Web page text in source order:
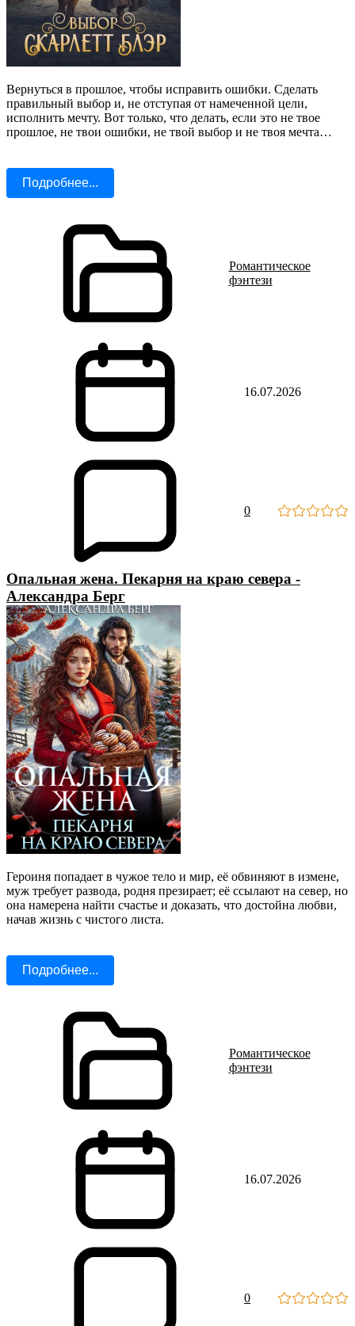
Вернуться в прошлое, чтобы исправить ошибки. Сделать
правильный выбор и, не отступая от намеченной цели,
исполнить мечту. Вот только, что делать, если это не твое
прошлое, не твои ошибки, не твой выбор и не твоя мечта…
Подробнее...
Романтическое
фэнтези
16.07.2026
0
Опальная жена. Пекарня на краю севера -
Александра Берг
Героиня попадает в чужое тело и мир, её обвиняют в измене,
муж требует развода, родня презирает; её ссылают на север, но
она намерена найти счастье и доказать, что достойна любви,
начав жизнь с чистого листа.
Подробнее...
Романтическое
фэнтези
16.07.2026
0